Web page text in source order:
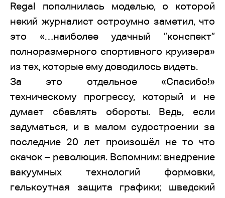
Regal пополнилась моделью, о которой
некий журналист остроумно заметил, что
это «…наиболее удачный ”конспект”
полноразмерного спортивного круизера»
из тех, которые ему доводилось видеть.
За это отдельное «Спасибо!»
техническому прогрессу, который и не
думает сбавлять обороты. Ведь, если
задуматься, и в малом судостроении за
последние 20 лет произошёл не то что
скачок – революция. Вспомним: внедрение
вакуумных технологий формовки,
гелькоутная защита графики; шведский